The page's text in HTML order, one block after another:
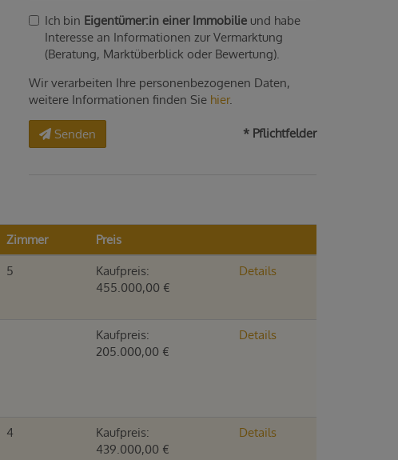
Ich bin Eigentümer:in einer Immobilie und habe
Interesse an Informationen zur Vermarktung
(Beratung, Marktüberblick oder Bewertung).
Wir verarbeiten Ihre personenbezogenen Daten,
weitere Informationen finden Sie hier.
Senden * Pflichtfelder
Zimmer Preis
5
Kaufpreis:
455.000,00 €
Details
Kaufpreis:
205.000,00 €
Details
4
Kaufpreis:
439.000,00 €
Details